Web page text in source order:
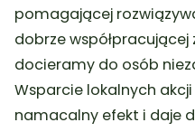
pomagającej
dobrze współpracującej
docieramy do osób
Wsparcie lokalnych
namacalny efekt i daje